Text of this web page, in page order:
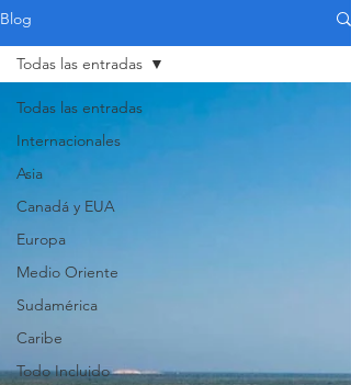
Blog
Todas las entradas
Internacionales
Asia
Canadá y EUA
Europa
Medio Oriente
Sudamérica
Caribe
Todo Incluido
Todas las entradas